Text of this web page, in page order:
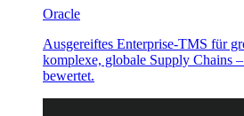
Oracle
Ausgereiftes Enterprise-TMS für
komplexe, globale Supply Chains
bewertet.